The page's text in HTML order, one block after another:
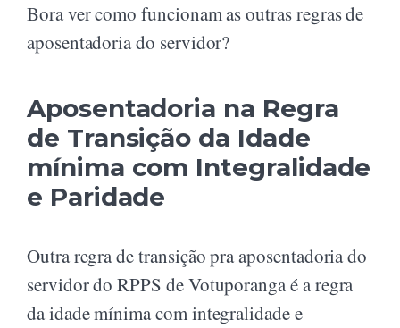
Bora ver como funcionam as outras regras de
aposentadoria do servidor?
Aposentadoria na Regra
de Transição da Idade
mínima com Integralidade
e Paridade
Outra regra de transição pra aposentadoria do
servidor do RPPS de Votuporanga é a regra
da idade mínima com integralidade e